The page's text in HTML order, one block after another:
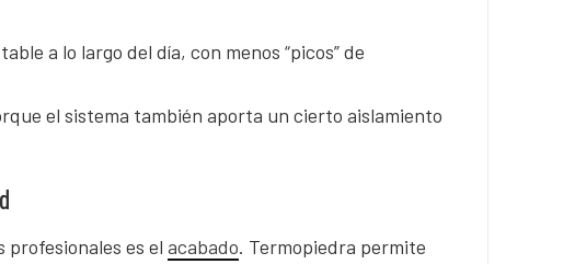
a lo largo del día, con menos “picos” de
el sistema también aporta un cierto aislamiento
profesionales es el acabado. Termopiedra permite